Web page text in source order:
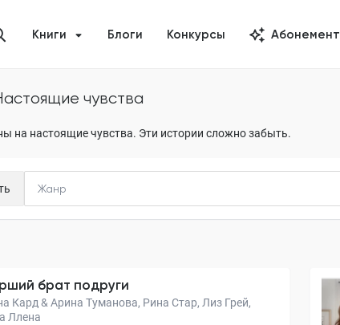
Книги Блоги Конкурсы Абонемент
настоящие чувства
на настоящие чувства. Эти истории сложно забыть.
брат подруги
Кард & Арина Туманова, Рина Стар, Лиз Грей,
Ллена